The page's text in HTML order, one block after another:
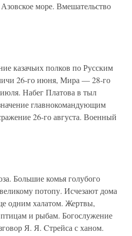
море. Вмешательство
казачьих полков по Русским
26-го июня, Мира — 28-го
Набег Платова в тыл
главнокомандующим
26-го августа. Военный
Большие комья голубого
потопу. Исчезают дома
одним халатом. Жертвы,
и рыбам. Богослужение
Я. Я. Cтрейса с ханом.